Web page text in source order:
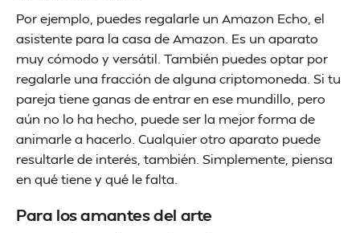
Por ejemplo, puedes regalarle un Amazon Echo, el
asistente para la casa de Amazon. Es un aparato
muy cómodo y versátil. También puedes optar por
regalarle una fracción de alguna criptomoneda. Si tu
pareja tiene ganas de entrar en ese mundillo, pero
aún no lo ha hecho, puede ser la mejor forma de
animarle a hacerlo. Cualquier otro aparato puede
resultarle de interés, también. Simplemente, piensa
en qué tiene y qué le falta.
Para los amantes del arte